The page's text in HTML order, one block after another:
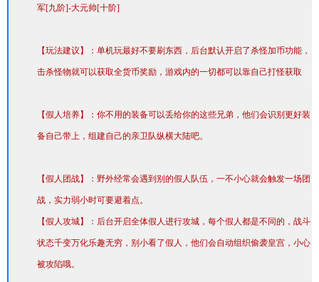
i
m
g
e/
o
m
o
军[九阶]-大元帅[十阶]
【玩法建议】：单机玩最好不要刷东西，后台默认开启了杀怪加币功能，
击杀怪物就可以获取全货币奖励，游戏内的一切都可以靠自己打怪获取
【假人培养】：你不用的装备可以丢给你的这些兄弟，他们会识别更好装
备自己带上，组建自己的亲卫队纵横大陆吧。
【假人团战】：野外经常会遇到别的假人队伍，一不小心就会触发一场团
战，实力弱小时可要避着点。
【假人攻城】：后台开启全体假人进行攻城，每个假人都是不同的，战斗
状态千变万化乐趣无穷，别小看了假人，他们会自动组织偷袭皇宫，小心
被攻陷哦。